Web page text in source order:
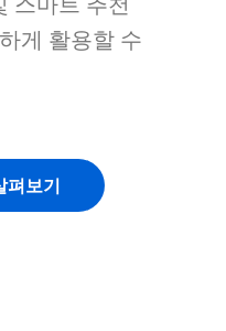
게 활용할 수
펴보기